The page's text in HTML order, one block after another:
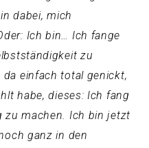
dabei, mich
Ich bin… Ich fange
zu
einfach total genickt,
habe, dieses: Ich fang
zu machen. Ich bin jetzt
ganz in den